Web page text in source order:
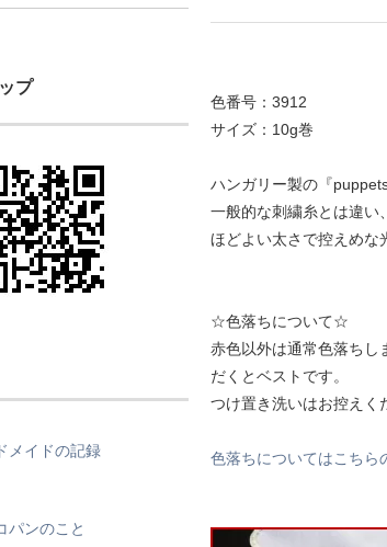
プ
メイドの記録
ンのこと
色番号：3912
サイズ：10g巻
ハンガリー製の『
一般的な刺繍糸とは違い
ほどよい太さで控えめな
☆色落ちについて☆
赤色以外は通常色落ちし
だくとベストです。
つけ置き洗いはお控えく
色落ちについてはこち